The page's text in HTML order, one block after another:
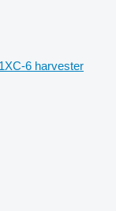
6 harvester